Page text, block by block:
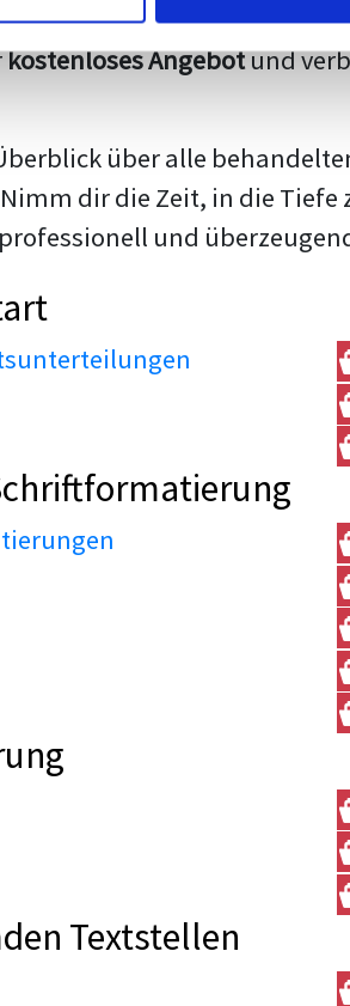
Trainer teilen wertvolle
kostenloses Angebotund
über alle
dir die Zeit, in die Tiefe
und
Textstellen